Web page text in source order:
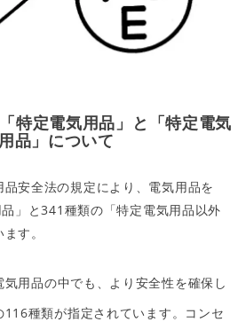
特定電気用品」と「特定電気
品」について
安全法の規定により、電気用品を
」と341種類の「特定電気用品以外
す。
気用品の中でも、より安全性を確保し
種類が指定されています。コンセ